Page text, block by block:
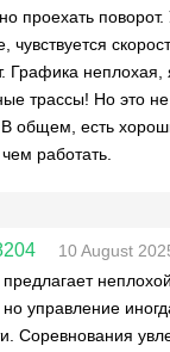
проехать
чувствуется
Графика неплохая,
трассы! Но это
общем, есть
работать.
10 August
предлагает
но управление
Соревнования